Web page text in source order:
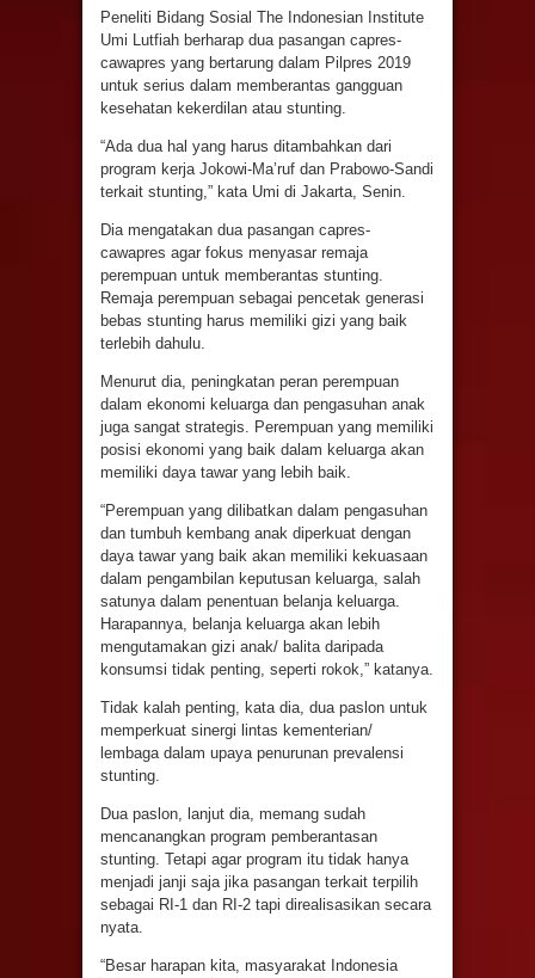
Peneliti Bidang Sosial The Indonesian Institute
Umi Lutfiah berharap dua pasangan capres-
cawapres yang bertarung dalam Pilpres 2019
untuk serius dalam memberantas gangguan
kesehatan kekerdilan atau stunting.
“Ada dua hal yang harus ditambahkan dari
program kerja Jokowi-Ma’ruf dan Prabowo-Sandi
terkait stunting,” kata Umi di Jakarta, Senin.
Dia mengatakan dua pasangan capres-
cawapres agar fokus menyasar remaja
perempuan untuk memberantas stunting.
Remaja perempuan sebagai pencetak generasi
bebas stunting harus memiliki gizi yang baik
terlebih dahulu.
Menurut dia, peningkatan peran perempuan
dalam ekonomi keluarga dan pengasuhan anak
juga sangat strategis. Perempuan yang memiliki
posisi ekonomi yang baik dalam keluarga akan
memiliki daya tawar yang lebih baik.
“Perempuan yang dilibatkan dalam pengasuhan
dan tumbuh kembang anak diperkuat dengan
daya tawar yang baik akan memiliki kekuasaan
dalam pengambilan keputusan keluarga, salah
satunya dalam penentuan belanja keluarga.
Harapannya, belanja keluarga akan lebih
mengutamakan gizi anak/ balita daripada
konsumsi tidak penting, seperti rokok,” katanya.
Tidak kalah penting, kata dia, dua paslon untuk
memperkuat sinergi lintas kementerian/
lembaga dalam upaya penurunan prevalensi
stunting.
Dua paslon, lanjut dia, memang sudah
mencanangkan program pemberantasan
stunting. Tetapi agar program itu tidak hanya
menjadi janji saja jika pasangan terkait terpilih
sebagai RI-1 dan RI-2 tapi direalisasikan secara
nyata.
“Besar harapan kita, masyarakat Indonesia